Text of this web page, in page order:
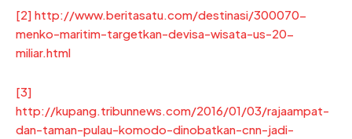
[2] http://www.beritasatu.com/destinasi/300070-
menko-maritim-targetkan-devisa-wisata-us-20-
miliar.html
[3]
http://kupang.tribunnews.com/2016/01/03/rajaampat-
dan-taman-pulau-komodo-dinobatkan-cnn-jadi-